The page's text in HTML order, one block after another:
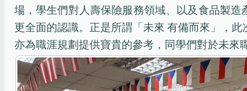
場，學生們對人壽保險服務領域、以及食品製
更全面的認識。正是所謂「未來 有備而來」，此
亦為職涯規劃提供寶貴的參考，同學們對於未來